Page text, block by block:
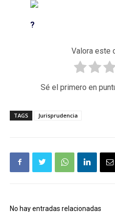
?
Valora este
Sé el primero en
TAGS Jurisprudencia
No hay entradas relacionadas